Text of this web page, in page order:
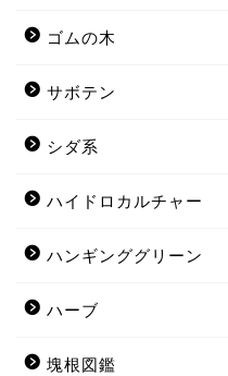
ゴムの木
サボテン
シダ系
ハイドロカルチャー
ハンギンググリーン
ハーブ
塊根図鑑